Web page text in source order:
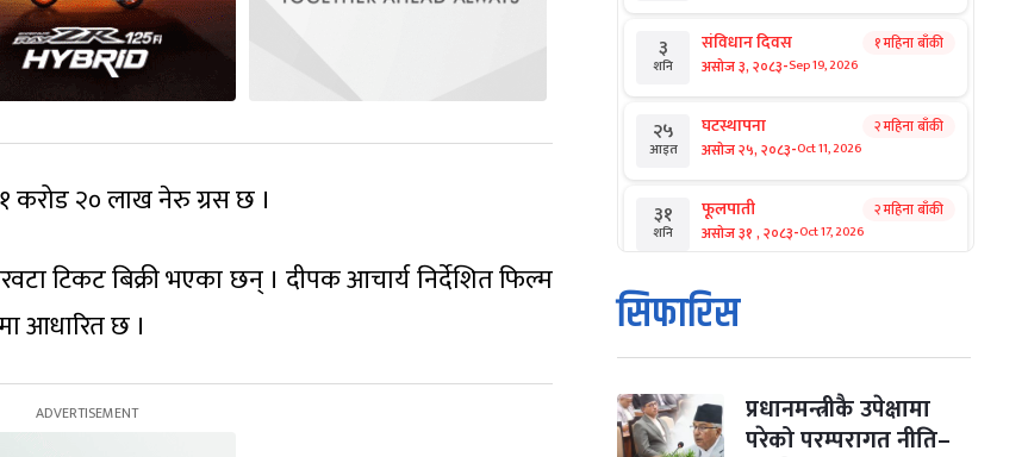
करोड २० लाख नेरु ग्रस छ ।
टिकट बिक्री भएका छन् । दीपक आचार्य निर्देशित फिल्म
आधारित छ ।
३
शनि
संविधान दिवस
असोज ३, २०८३-Sep 19, 2026
१ महिना बाँकी
२५
आइत
घटस्थापना
असोज २५, २०८३-Oct 11, 2026
२ महिना बाँकी
३१
शनि
फूलपाती
असोज ३१ , २०८३-Oct 17, 2026
२ महिना बाँकी
१
आइत
कार्तिक सङ्क्रान्ति
कार्तिक १, २०८३
मंगल कार्तिक ३, २०८३-Oct 20, 2026
सिफारिस
प्रधानमन्त्रीकै उपेक्षामा
परेको परम्परागत नीति–